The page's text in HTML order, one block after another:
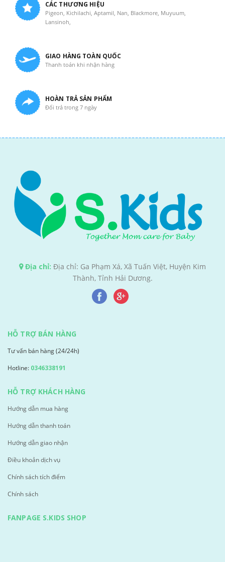
CÁC THƯƠNG HIỆU
Pigeon, Kichilachi, Aptamil, Nan, Blackmore, Muyuum,
Lansinoh,
GIAO HÀNG TOÀN QUỐC
Thanh toán khi nhận hàng
HOÀN TRẢ SẢN PHẨM
Đổi trả trong 7 ngày
Địa chỉ: Địa chỉ: Ga Phạm Xá, Xã Tuấn Việt, Huyện Kim
Thành, Tỉnh Hải Dương.
HỖ TRỢ BÁN HÀNG
Tư vấn bán hàng (24/24h)
Hotline: 0346338191
HỖ TRỢ KHÁCH HÀNG
Hướng dẫn mua hàng
Hướng dẫn thanh toán
Hướng dẫn giao nhận
Điều khoản dịch vụ
Chính sách tích điểm
Chính sách
FANPAGE S.KIDS SHOP